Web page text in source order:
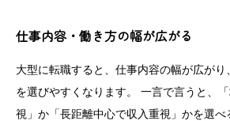
仕事内容・働き方の幅が広がる
大型に転職すると、仕事内容の幅が広が
を選びやすくなります。 一言で言うと、
視」か「長距離中心で収入重視」かを選べ